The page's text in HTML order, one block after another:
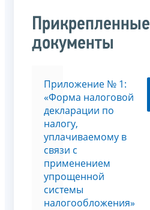
Прикрепленные
документы
Приложение № 1:
«Форма налоговой
декларации по
налогу,
уплачиваемому в
связи с
применением
упрощенной
системы
налогообложения»